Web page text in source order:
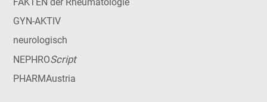
GYN-AKTIV
neurologisch
NEPHROScript
PHARMAustria